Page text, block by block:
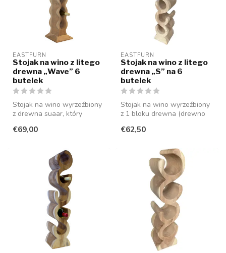
EASTFURN
Stojak na wino z litego
drewna „Wave” 6
butelek
Stojak na wino wyrzeźbiony
z drewna suaar, który
(w...
€69,00
EASTFURN
Stojak na wino z litego
drewna „S” na 6
butelek
Stojak na wino wyrzeźbiony
z 1 bloku drewna (drewno
€62,50